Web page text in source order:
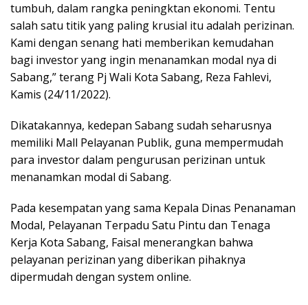
tumbuh, dalam rangka peningktan ekonomi. Tentu
salah satu titik yang paling krusial itu adalah perizinan.
Kami dengan senang hati memberikan kemudahan
bagi investor yang ingin menanamkan modal nya di
Sabang,” terang Pj Wali Kota Sabang, Reza Fahlevi,
Kamis (24/11/2022).
Dikatakannya, kedepan Sabang sudah seharusnya
memiliki Mall Pelayanan Publik, guna mempermudah
para investor dalam pengurusan perizinan untuk
menanamkan modal di Sabang.
Pada kesempatan yang sama Kepala Dinas Penanaman
Modal, Pelayanan Terpadu Satu Pintu dan Tenaga
Kerja Kota Sabang, Faisal menerangkan bahwa
pelayanan perizinan yang diberikan pihaknya
dipermudah dengan system online.